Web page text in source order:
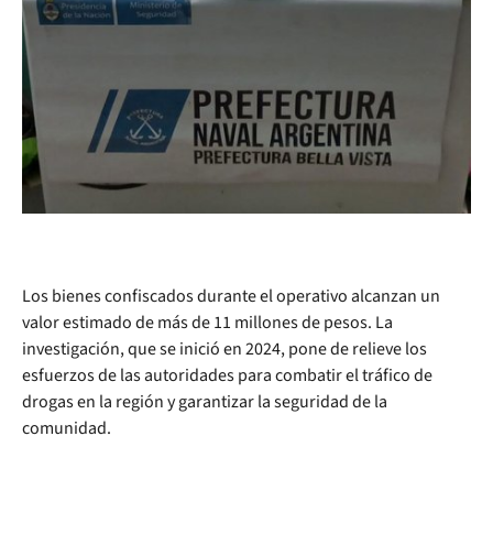
Los bienes confiscados durante el operativo alcanzan un
valor estimado de más de 11 millones de pesos. La
investigación, que se inició en 2024, pone de relieve los
esfuerzos de las autoridades para combatir el tráfico de
drogas en la región y garantizar la seguridad de la
comunidad.